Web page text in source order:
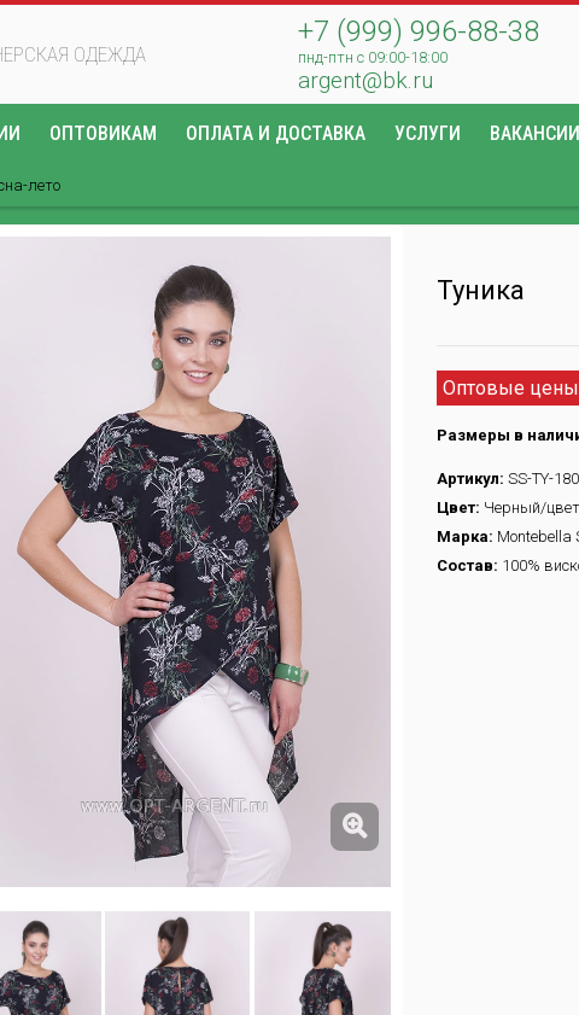
ОДЕЖДА
+7 (999) 996-88-38
пнд-птн с 09:00-18:00
argent@bk.ru
ОПТОВИКАМ ОПЛАТА И ДОСТАВКА УСЛУГИ ВАКАНСИИ
лето
Туника
Оптовые цены
Размеры в
Артикул: SS-TY-
Цвет: Черный/
Марка: Montebella
Состав: 100%